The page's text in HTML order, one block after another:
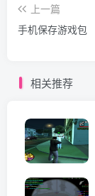
上一篇
手机保存游戏包
相关推荐